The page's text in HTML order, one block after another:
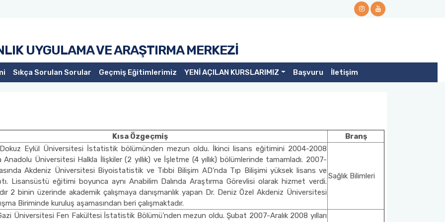
UYGULAMA VE ARAŞTIRMA MERKEZİ
Sıkça Sorulan Sorular Geçmiş Eğitimlerimiz YENİ AÇILAN KURSLARIMIZ Başvuru İletişim
Kısa Özgeçmiş Branş
Dokuz Eylül Üniversitesi İstatistik bölümünden mezun oldu. İkinci lisans eğitimini 2004-2008
Anadolu Üniversitesi Halkla İlişkiler (2 yıllık) ve İşletme (4 yıllık) bölümlerinde tamamladı. 2007-
Akdeniz Üniversitesi Biyoistatistik ve Tıbbi Bilişim AD’nda Tıp Bilişimi yüksek lisans ve
Lisansüstü eğitimi boyunca aynı Anabilim Dalında Araştırma Görevlisi olarak hizmet verdi.
2 binin üzerinde akademik çalışmaya danışmanlık yapan Dr. Deniz Özel Akdeniz Üniversitesi
Biriminde kuruluş aşamasından beri çalışmaktadır.
Sağlık Bilimleri
Üniversitesi Fen Fakültesi İstatistik Bölümü’nden mezun oldu. Şubat 2007-Aralık 2008 yılları